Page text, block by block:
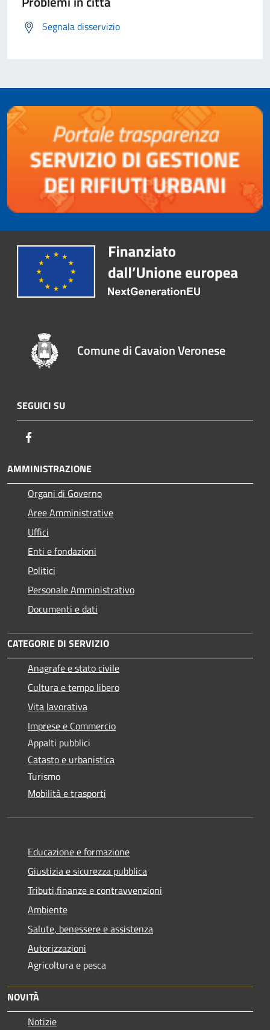
Segnala disservizio
Comune di Cavaion Veronese
SEGUICI SU
AMMINISTRAZIONE
Organi di Governo
Aree Amministrative
Uffici
Enti e fondazioni
Politici
Personale Amministrativo
Documenti e dati
CATEGORIE DI SERVIZIO
Anagrafe e stato civile
Cultura e tempo libero
Vita lavorativa
Imprese e Commercio
Appalti pubblici
Catasto e urbanistica
Turismo
Mobilità e trasporti
Educazione e formazione
Giustizia e sicurezza pubblica
Tributi,finanze e contravvenzioni
Ambiente
Salute, benessere e assistenza
Autorizzazioni
Agricoltura e pesca
NOVITÀ
Notizie